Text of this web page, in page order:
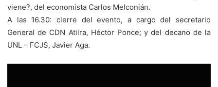
viene?, del economista Carlos Melconián.
A las 16.30: cierre del evento, a cargo del secretario
General de CDN Atilra, Héctor Ponce; y del decano de la
UNL – FCJS, Javier Aga.